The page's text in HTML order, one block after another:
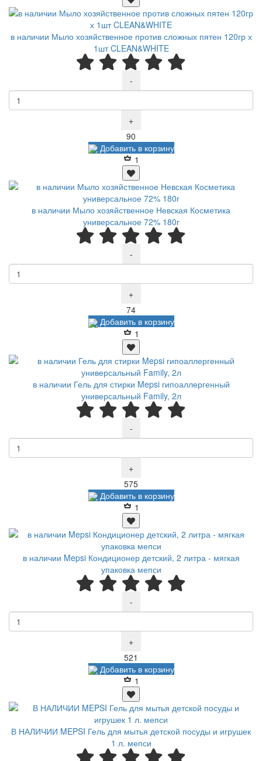
в наличии Мыло хозяйственное против сложных пятен 120гр х
1шт CLEAN&WHITE
-
+
90
Добавить в корзину
1
в наличии Мыло хозяйственное Невская Косметика
универсальное 72% 180г
-
+
74Р
Добавить в корзину
1
в наличии Гель для стирки Mepsi гипоаллергенный
универсальный Family, 2л
-
+
575Р
Добавить в корзину
1
в наличии Mepsi Кондиционер детский, 2 литра - мягкая
упаковка мепси
-
+
521
Добавить в корзину
1
В НАЛИЧИИ MEPSI Гель для мытья детской посуды и игрушек
1 л. мепси